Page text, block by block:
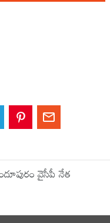
వైసీపీ నేత